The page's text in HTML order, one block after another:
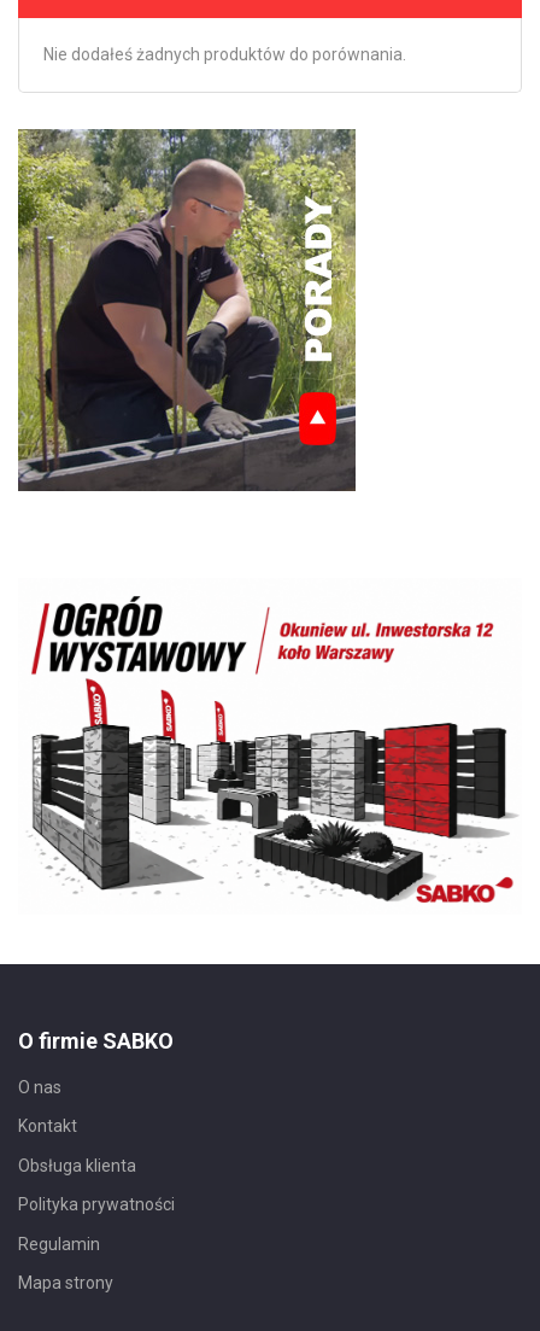
Nie dodałeś żadnych produktów do porównania.
O firmie SABKO
O nas
Kontakt
Obsługa klienta
Polityka prywatności
Regulamin
Mapa strony